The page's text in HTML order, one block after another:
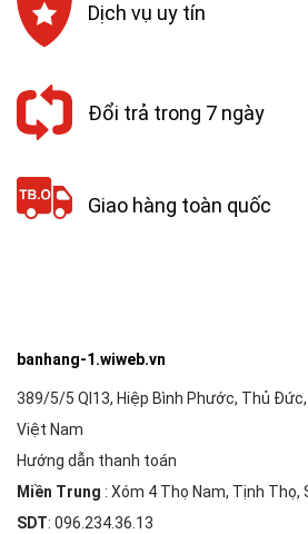
Dịch vụ uy tín
Đổi trả trong 7 ngày
Giao hàng toàn quốc
banhang-1.wiweb.vn
389/5/5 Ql13, Hiệp Bình Phước, Thủ Đức,
Việt Nam
Hướng dẫn thanh toán
Miền Trung : Xóm 4 Thọ Nam, Tịnh Thọ,
SDT: 096.234.36.13